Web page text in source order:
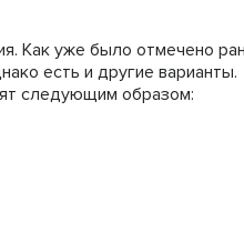
Как уже было отмечено
есть и другие варианты.
следующим образом: